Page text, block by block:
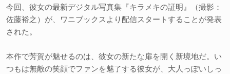
今回、彼女の最新デジタル写真集『キラメキの証明』（撮影：
佐藤裕之）が、ワニブックスより配信スタートすることが発表
された。
本作で芳賀が魅せるのは、彼女の新たな扉を開く新境地だ。い
つもは無敵の笑顔でファンを魅了する彼女が、大人っぽいしっ